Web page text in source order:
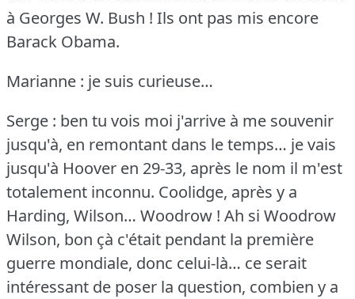
à Georges W. Bush ! Ils ont pas mis encore
Barack Obama.
Marianne : je suis curieuse…
Serge : ben tu vois moi j'arrive à me souvenir
jusqu'à, en remontant dans le temps… je vais
jusqu'à Hoover en 29-33, après le nom il m'est
totalement inconnu. Coolidge, après y a
Harding, Wilson… Woodrow ! Ah si Woodrow
Wilson, bon çà c'était pendant la première
guerre mondiale, donc celui-là… ce serait
intéressant de poser la question, combien y a